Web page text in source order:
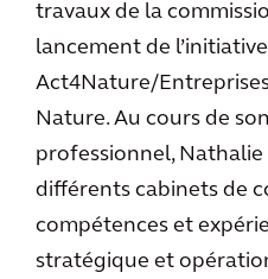
travaux de la
lancement de l’initiative
Act4Nature/
Nature. Au cours de
professionnel, Nathalie
différents cabinets de
compétences et
stratégique et